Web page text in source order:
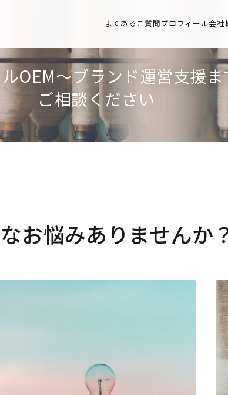
よくあるご質問プロフィール会社
OEM〜ブランド運営支援
ご相談ください
お悩みありませんか